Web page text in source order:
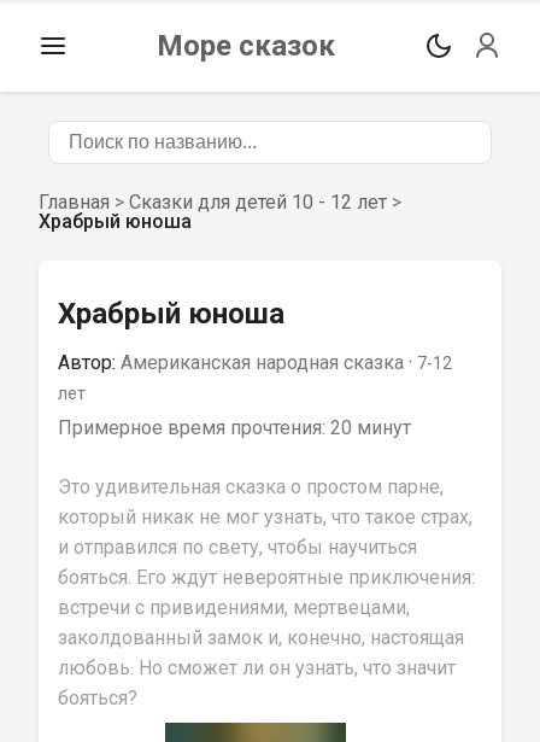
Море сказок
Главная > Сказки для детей 10 - 12 лет >
Храбрый юноша
Храбрый юноша
Автор: Американская народная сказка · 7-12
лет
Примерное время прочтения: 20 минут
Это удивительная сказка о простом парне,
который никак не мог узнать, что такое страх,
и отправился по свету, чтобы научиться
бояться. Его ждут невероятные приключения:
встречи с привидениями, мертвецами,
заколдованный замок и, конечно, настоящая
любовь. Но сможет ли он узнать, что значит
бояться?